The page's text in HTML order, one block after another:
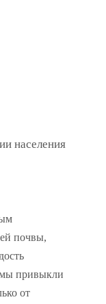
населения
почвы,
привыкли
от